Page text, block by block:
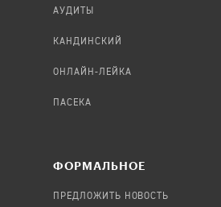
АУДИТЫ
КАНДИНСКИЙ
ОНЛАЙН-ЛЕЙКА
ПАСЕКА
ФОРМАЛЬНОЕ
ПРЕДЛОЖИТЬ НОВОСТЬ